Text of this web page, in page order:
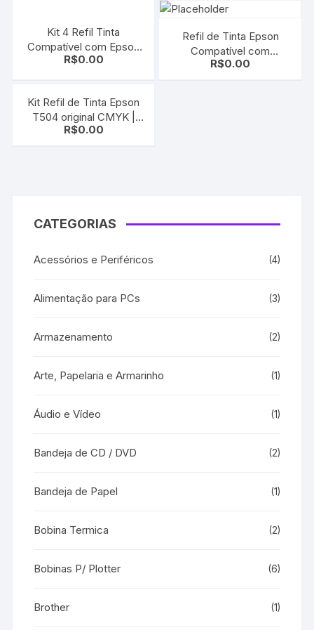
Kit 4 Refil Tinta
Compatível com Epson
Universal CMYK 100ml
R$0.00
Refil de Tinta Epson
Compatível com
T504420AL Yellow |
R$0.00
Kit Refil de Tinta Epson
T504 original CMYK |
L4150 L4160 L6191 L6161
R$0.00
CATEGORIAS
Acessórios e Periféricos (4)
Alimentação para PCs (3)
Armazenamento (2)
Arte, Papelaria e Armarinho (1)
Áudio e Vídeo (1)
Bandeja de CD / DVD (2)
Bandeja de Papel (1)
Bobina Termica (2)
Bobinas P/ Plotter (6)
Brother (1)